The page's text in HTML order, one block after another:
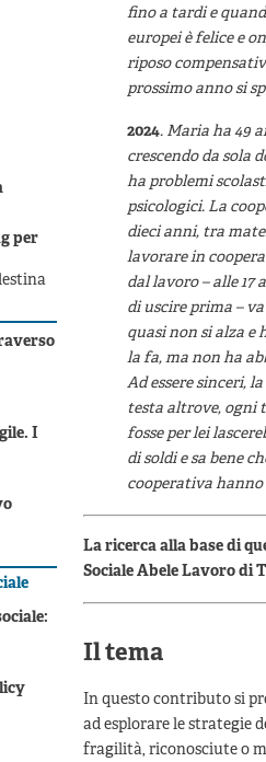
per
I
fino a tardi e
europei è felice e
riposo
prossimo anno si
2024. Maria ha 49
crescendo da sola
ha problemi
psicologici. La
dieci anni, tra
lavorare in
dal lavoro – alle 17
di uscire prima –
quasi non si alza e
la fa, ma non ha
Ad essere sinceri,
testa altrove, ogni
fosse per lei
di soldi e sa bene
cooperativa hanno
La ricerca alla base di
Sociale Abele Lavoro di
Il tema
In questo contributo si
ad esplorare le strategie
fragilità, riconosciute o